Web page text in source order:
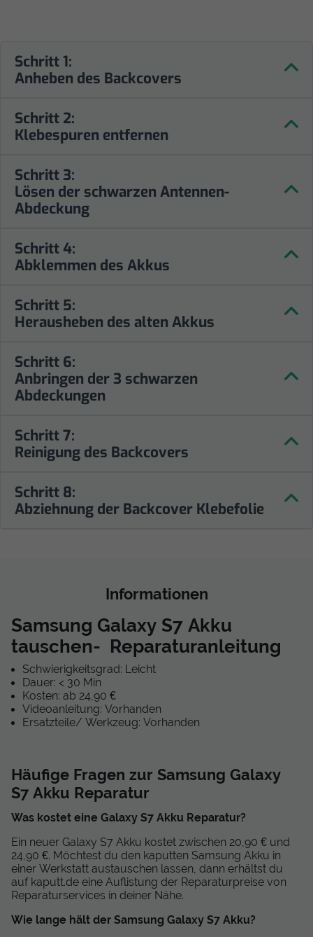
Schritt 1:
Anheben des Backcovers
Schritt 2:
Klebespuren entfernen
Schritt 3:
Lösen der schwarzen Antennen-
Abdeckung
Schritt 4:
Abklemmen des Akkus
Schritt 5:
Herausheben des alten Akkus
Schritt 6:
Anbringen der 3 schwarzen
Abdeckungen
Schritt 7:
Reinigung des Backcovers
Schritt 8:
Abziehnung der Backcover Klebefolie
Informationen
Samsung Galaxy S7 Akku
tauschen- Reparaturanleitung
Schwierigkeitsgrad: Leicht
Dauer: < 30 Min
Kosten: ab 24,90 €
Videoanleitung: Vorhanden
Ersatzteile/ Werkzeug: Vorhanden
Häufige Fragen zur Samsung Galaxy
S7 Akku Reparatur
Was kostet eine Galaxy S7 Akku Reparatur?
Ein neuer Galaxy S7 Akku kostet zwischen 20,90 € und
24,90 €. Möchtest du den kaputten Samsung Akku in
einer Werkstatt austauschen lassen, dann erhältst du
auf kaputt.de eine Auflistung der Reparaturpreise von
Reparaturservices in deiner Nähe.
Wie lange hält der Samsung Galaxy S7 Akku?